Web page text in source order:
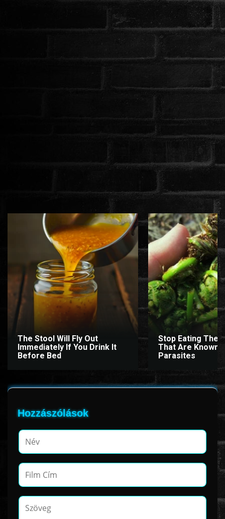
The Stool Will Fly Out
Immediately If You Drink It
Before Bed
Stop Eating
That Are Known
Parasites
Hozzászólások